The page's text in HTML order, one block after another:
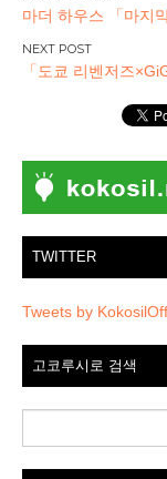
탐
색
마더 하우스 「마지
「도쿄 리벤저즈
TWITTER
Tweets by
고코루시로 검색